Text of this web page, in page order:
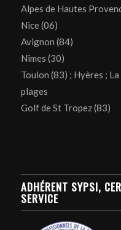
Alpes de Hautes
Nice (06)
Avignon (84)
Nîmes (30)
Toulon (83) ; Hyères ;
plages
Golf de St Tropez (83)
ADHÉRENT SYPSI,
SERVICE